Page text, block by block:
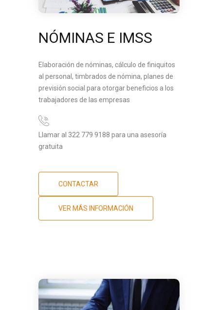
NÓMINAS E IMSS
Elaboración de nóminas, cálculo de finiquitos
al personal, timbrados de nómina, planes de
previsión social para otorgar beneficios a los
trabajadores de las empresas
Llamar al 322 779 9188 para una asesoría
gratuita
CONTACTAR
VER MÁS INFORMACIÓN